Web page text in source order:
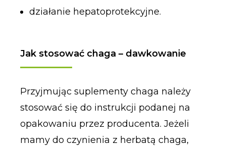
działanie hepatoprotekcyjne.
Jak stosować chaga – dawkowanie
Przyjmując suplementy chaga należy
stosować się do instrukcji podanej na
opakowaniu przez producenta. Jeżeli
mamy do czynienia z herbatą chaga,